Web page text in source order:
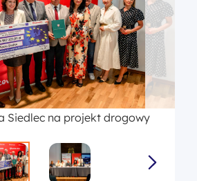
Siedlec na projekt drogowy